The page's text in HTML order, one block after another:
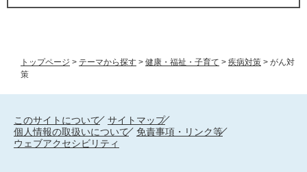
トップページ > テーマから探す > 健康・福祉・子育て > 疾病対策 > がん対
策
このサイトについて
サイトマップ
個人情報の取扱いについて
免責事項・リンク等
ウェブアクセシビリティ